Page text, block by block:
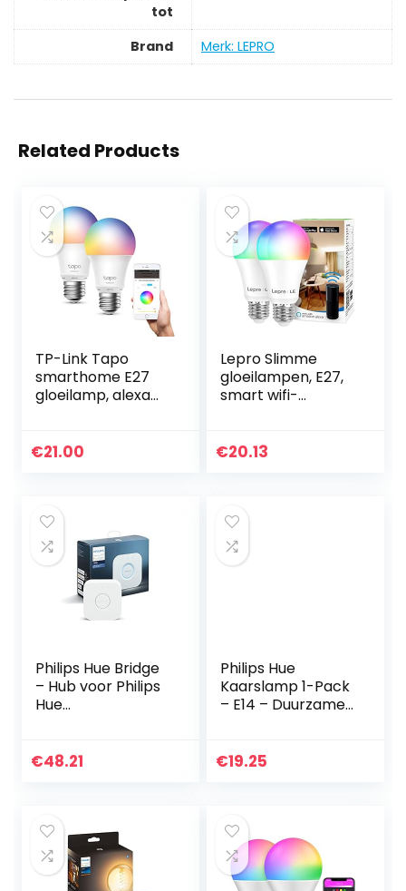
tot
Brand Merk: LEPRO
Related Products
TP-Link Tapo
smarthome E27
gloeilamp, alexa
alexa smart lamp,
€21.00
Lepro Slimme
gloeilampen, E27,
smart wifi-
meerkleurig, app-
€20.13
Philips Hue Bridge
– Hub voor Philips
Hue
Controle over tot
€48.21
Philips Hue
Kaarslamp 1-Pack
– E14 – Duurzame
Dimbaar – Verbind
€19.25